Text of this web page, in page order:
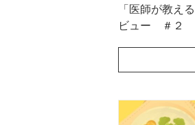
「医師が教え
ビュー ＃２